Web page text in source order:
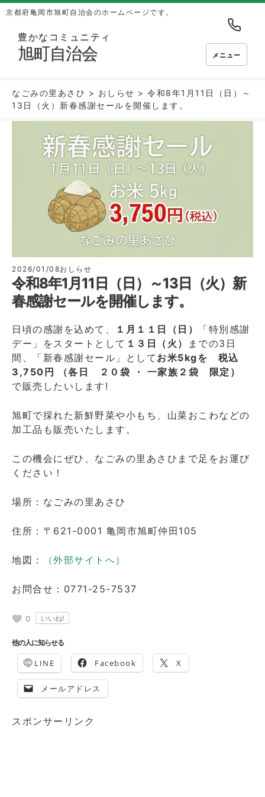
京都府亀岡市旭町自治会のホームページです。
豊かなコミュニティ
旭町自治会 メニュー
なごみの里あさひ > おしらせ > 令和8年1月11日（日）～
13日（火）新春感謝セールを開催します。
2026/01/08おしらせ
令和8年1月11日（日）～13日（火）新
春感謝セールを開催します。
日頃の感謝を込めて、 １月１１日（日）
「特別感謝
デー」をスタートとして １３日（火）
までの3日
間、「新春感謝セール」として お米5kgを 税込
3,750円 （各日 ２０袋 ・ 一家族２袋 限定）
で販売したいします!
旭町で採れた新鮮野菜や小もち、山菜おこわなどの
加工品も販売いたします。
この機会にぜひ、なごみの里あさひまで足をお運び
ください！
場所：なごみの里あさひ
住所：〒621-0001 亀岡市旭町仲田105
地図： （外部サイトへ）
お問合せ：0771-25-7537
0
他の人に知らせる
LINE Facebook X
メールアドレス
スポンサーリンク